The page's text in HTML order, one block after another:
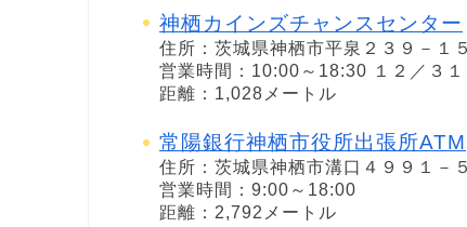
神栖カインズチャンスセンター
住所：茨城県神栖市平泉２３９－１５
営業時間：10:00～18:30 １２／３１
距離：1,028メートル
常陽銀行神栖市役所出張所ATM
住所：茨城県神栖市溝口４９９１
営業時間：9:00～18:00
距離：2,792メートル